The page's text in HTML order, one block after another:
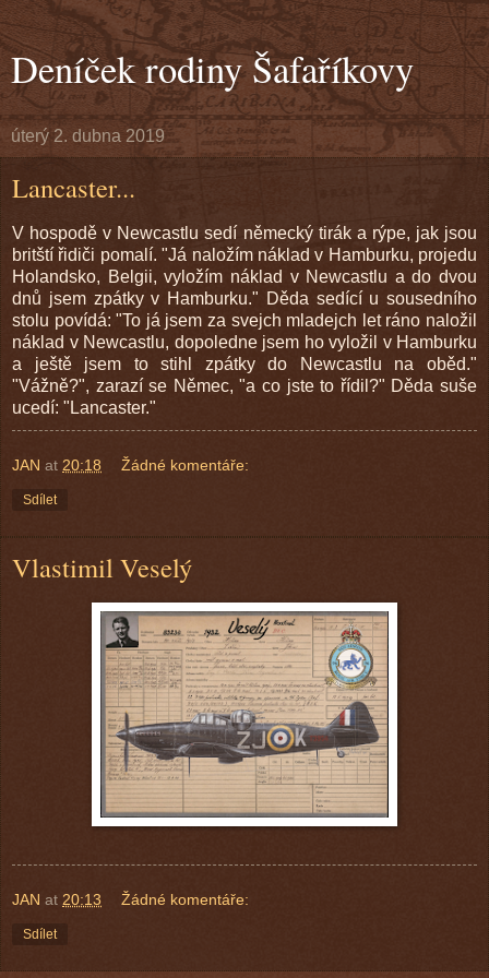
Deníček rodiny Šafaříkovy
úterý 2. dubna 2019
Lancaster...
V hospodě v Newcastlu sedí německý tirák a rýpe, jak jsou
britští řidiči pomalí. "Já naložím náklad v Hamburku, projedu
Holandsko, Belgii, vyložím náklad v Newcastlu a do dvou
dnů jsem zpátky v Hamburku." Děda sedící u sousedního
stolu povídá: "To já jsem za svejch mladejch let ráno naložil
náklad v Newcastlu, dopoledne jsem ho vyložil v Hamburku
a ještě jsem to stihl zpátky do Newcastlu na oběd."
"Vážně?", zarazí se Němec, "a co jste to řídil?" Děda suše
ucedí: "Lancaster."
JAN at 20:18 Žádné komentáře:
Sdílet
Vlastimil Veselý
JAN at 20:13 Žádné komentáře:
Sdílet